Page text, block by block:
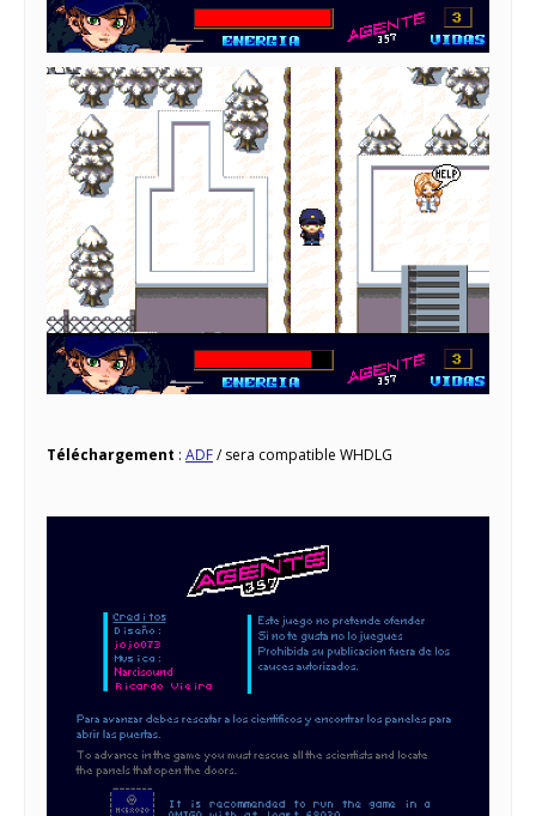
Téléchargement : ADF/ sera compatible WHDLG